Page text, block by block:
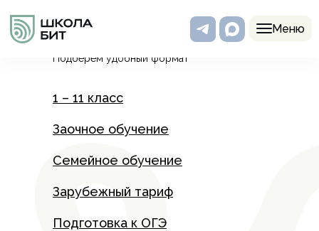
Меню
Подберем удобный формат
Программы
Подготовка к ОГЭ
Семейное обучение
Заочное обучение
1 – 11 класс
Зарубежный тариф